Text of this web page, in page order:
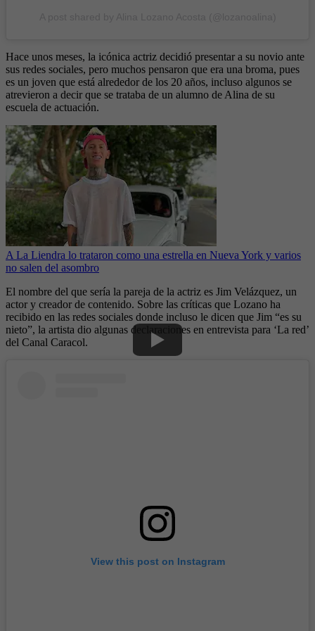
Hace unos meses, la icónica actriz decidió presentar a su novio ante
sus redes sociales, pero muchos pensaron que era una broma, pues
es un joven que está alrededor de los 20 años, incluso algunos se
atrevieron a decir que se trataba de un alumno de Alina de su
escuela de actuación.
A La Liendra lo trataron como una estrella en Nueva York y varios
no salen del asombro
El nombre del que sería la pareja de la actriz es Jim Velázquez, un
actor y creador de contenido. Sobre las críticas que Lozano ha
recibido en las redes sociales donde incluso le dicen que Jim “es su
nieto”, la artista dio algunas declaraciones en entrevista para ‘La red’
del Canal Caracol.
View this post on Instagram